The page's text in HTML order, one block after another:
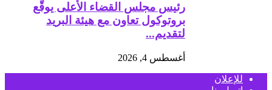
رئيس مجلس القضاء الأعلى يوقّع
بروتوكول تعاون مع هيئة البريد
لتقديم...
أغسطس 4, 2026
للإعلان